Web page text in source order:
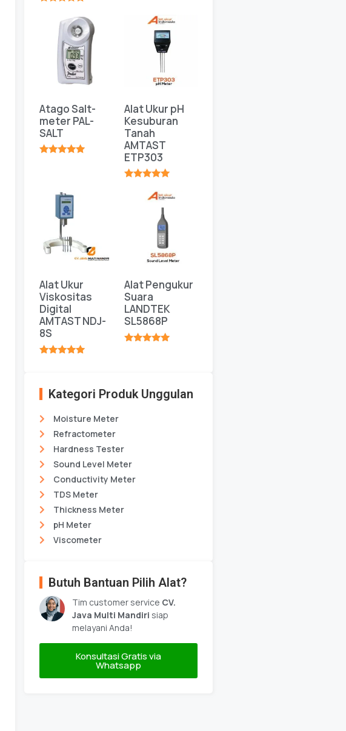
Atago Salt-
meter PAL-
SALT
Alat Ukur pH
Kesuburan
Tanah
AMTAST
ETP303
Alat Ukur
Viskositas
Digital
AMTAST NDJ-
8S
Alat Pengukur
Suara
LANDTEK
SL5868P
Kategori Produk Unggulan
Moisture Meter
Refractometer
Hardness Tester
Sound Level Meter
Conductivity Meter
TDS Meter
Thickness Meter
pH Meter
Viscometer
Butuh Bantuan Pilih Alat?
Tim customer service CV.
Java Multi Mandiri siap
melayani Anda!
Konsultasi Gratis via
Whatsapp